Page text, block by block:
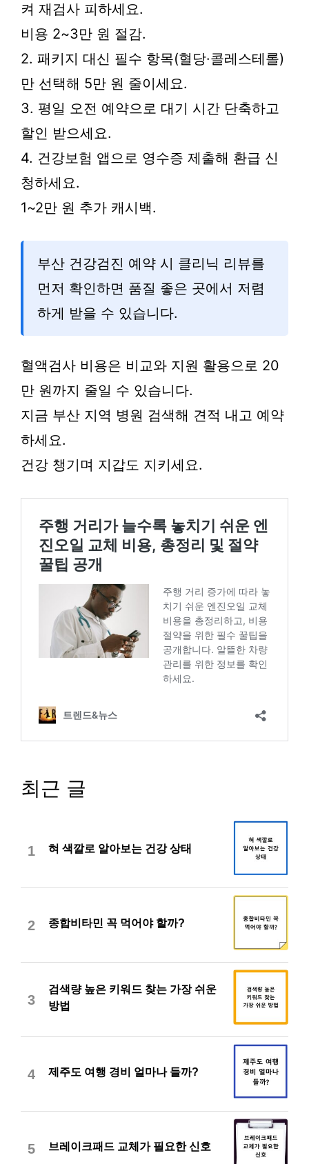
켜 재검사 피하세요.
비용 2~3만 원 절감.
2. 패키지 대신 필수 항목(혈당·콜레스테롤)
만 선택해 5만 원 줄이세요.
3. 평일 오전 예약으로 대기 시간 단축하고
할인 받으세요.
4. 건강보험 앱으로 영수증 제출해 환급 신
청하세요.
1~2만 원 추가 캐시백.
부산 건강검진 예약 시 클리닉 리뷰를
먼저 확인하면 품질 좋은 곳에서 저렴
하게 받을 수 있습니다.
혈액검사 비용은 비교와 지원 활용으로 20
만 원까지 줄일 수 있습니다.
지금 부산 지역 병원 검색해 견적 내고 예약
하세요.
건강 챙기며 지갑도 지키세요.
최근 글
1 혀 색깔로 알아보는 건강 상태
2 종합비타민 꼭 먹어야 할까?
3
검색량 높은 키워드 찾는 가장 쉬운
방법
4 제주도 여행 경비 얼마나 들까?
5 브레이크패드 교체가 필요한 신호